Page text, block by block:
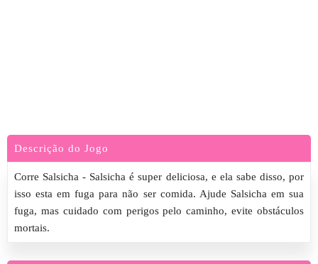
Descrição do Jogo
Corre Salsicha - Salsicha é super deliciosa, e ela sabe disso, por
isso esta em fuga para não ser comida. Ajude Salsicha em sua
fuga, mas cuidado com perigos pelo caminho, evite obstáculos
mortais.